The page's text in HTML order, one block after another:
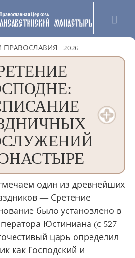
ПРАВОСЛАВИЯ | 2026
один из древнейших
— Сретение
было установлено в
Юстиниана (с 527
царь определил
как Господский и